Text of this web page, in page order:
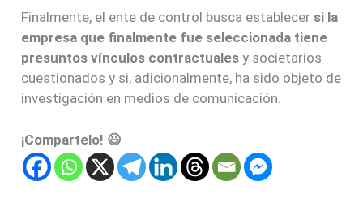
Finalmente, el ente de control busca establecer si la
empresa que finalmente fue seleccionada tiene
presuntos vínculos contractualesy societarios
cuestionados y si, adicionalmente, ha sido objeto de
investigación en medios de comunicación.
¡Compartelo! 😃